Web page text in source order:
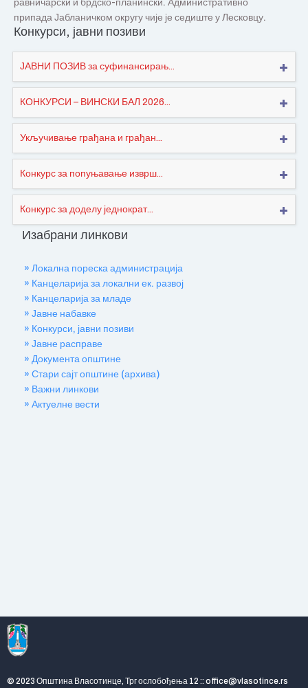
равничарски и брдско-планински. Административно
припада Јабланичком округу чије је седиште у Лесковцу.
Конкурси, јавни позиви
ЈАВНИ ПОЗИВ за суфинансирањ...
КОНКУРСИ – ВИНСКИ БАЛ 2026...
Укључивање грађана и грађан...
Конкурс за попуњавање изврш...
Конкурс за доделу једнократ...
Изабрани линкови
» Локална пореска администрација
» Канцеларија за локални ек. развој
» Канцеларија за младе
» Јавне набавке
» Конкурси, јавни позиви
» Јавне расправе
» Документа општине
» Стари сајт општине (архива)
» Важни линкови
» Актуелне вести
© 2023 Општина Власотинце, Трг ослобођења 12 :: office@vlasotince.rs